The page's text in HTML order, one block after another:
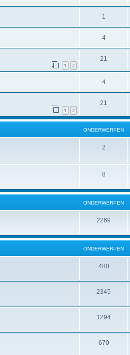
1
4
1 2
21
4
1 2
21
ONDERWERPEN
2
8
ONDERWERPEN
2269
ONDERWERPEN
480
2345
1294
670